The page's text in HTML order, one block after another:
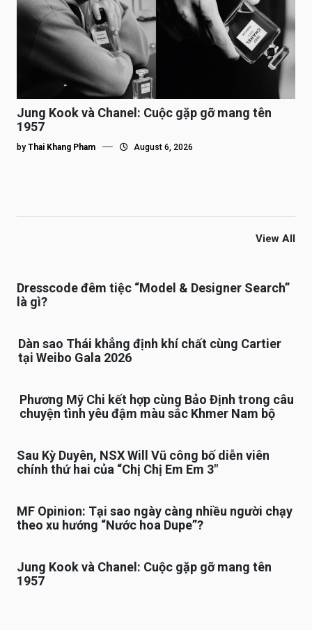
Jung Kook và Chanel: Cuộc gặp gỡ mang tên
1957
by Thai Khang Pham August 6, 2026
View All
Dresscode đêm tiệc “Model & Designer Search”
là gì?
Dàn sao Thái khẳng định khí chất cùng Cartier
tại Weibo Gala 2026
Phương Mỹ Chi kết hợp cùng Bảo Định trong câu
chuyện tình yêu đậm màu sắc Khmer Nam bộ
Sau Kỳ Duyên, NSX Will Vũ công bố diễn viên
chính thứ hai của “Chị Chị Em Em 3″
MF Opinion: Tại sao ngày càng nhiều người chạy
theo xu hướng “Nước hoa Dupe”?
Jung Kook và Chanel: Cuộc gặp gỡ mang tên
1957